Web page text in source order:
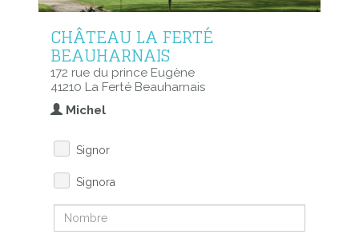
CHÂTEAU LA FERTÉ
BEAUHARNAIS
172 rue du prince Eugène
41210 La Ferté Beauharnais
Michel
Signor
Signora